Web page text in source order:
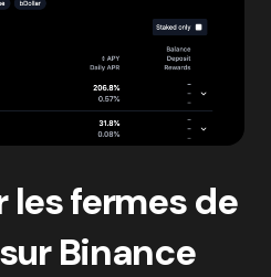
les fermes de
Binance